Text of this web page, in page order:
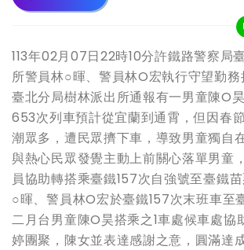
113年02月07日22時10分許鐵路警察局
所警員林○暉、警員林O宏執行守望勤
臺北分局樹林派出所通報有一男童陳O
653次列車預計從宜蘭到通霄，但因春
潮眾多，遭民眾擠下車，導致男童獨自
與熱心民眾發覺主動上前關心落單男童
員協助轉搭乘臺鐵157次自強號至臺鐵
○暉、警員林O宏於臺鐵157次末班車至
二月台男童陳O昊搭乘之1車處候車處協
婷團聚，陳女並表達感謝之意，圓滿達